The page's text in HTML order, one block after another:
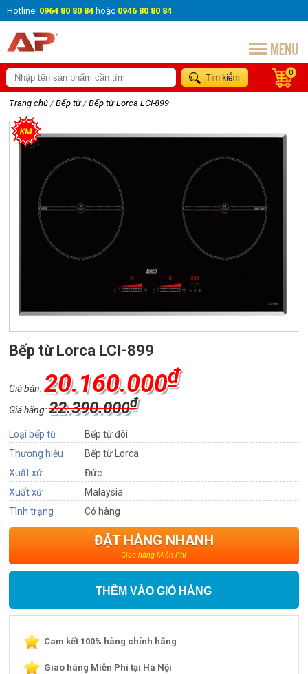
Hotline: 0964 80 80 84 hoặc 0946 80 80 84
0
Trang chủ / Bếp từ / Bếp từ Lorca LCI-899
Bếp từ Lorca LCI-899
Giá bán:20.160.000₫
Giá hãng:22.390.000₫
Loại bếp từ
Bếp từ đôi
Thương hiệu
Bếp từ Lorca
Xuất xứ
Đức
Xuất xứ
Malaysia
Tình trạng
Có hàng
ĐẶT HÀNG NHANH
Giao hàng Miễn Phí
THÊM VÀO GIỎ HÀNG
Cam kết 100% hàng chính hãng
Giao hàng Miễn Phí tại Hà Nội